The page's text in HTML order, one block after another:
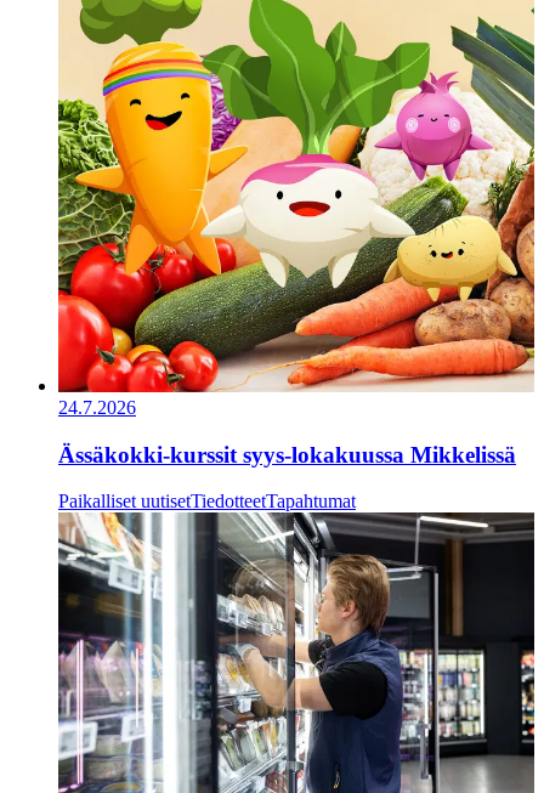
24.7.2026
Ässäkokki-kurssit syys-lokakuussa Mikkelissä
Paikalliset uutisetTiedotteetTapahtumat